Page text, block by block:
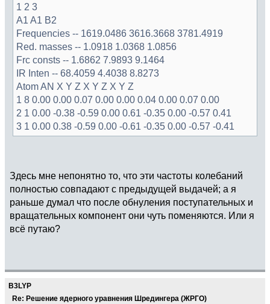
1 2 3
A1 A1 B2
Frequencies -- 1619.0486 3616.3668 3781.4919
Red. masses -- 1.0918 1.0368 1.0856
Frc consts -- 1.6862 7.9893 9.1464
IR Inten -- 68.4059 4.4038 8.8273
Atom AN X Y Z X Y Z X Y Z
1 8 0.00 0.00 0.07 0.00 0.00 0.04 0.00 0.07 0.00
2 1 0.00 -0.38 -0.59 0.00 0.61 -0.35 0.00 -0.57 0.41
3 1 0.00 0.38 -0.59 0.00 -0.61 -0.35 0.00 -0.57 -0.41
Здесь мне непонятно то, что эти частоты колебаний
полностью совпадают с предыдущей выдачей; а я
раньше думал что после обнуления поступательных и
вращательных компонент они чуть поменяются. Или я
всё путаю?
B3LYP
Re: Решение ядерного уравнения Шредингера (ЖРГО)